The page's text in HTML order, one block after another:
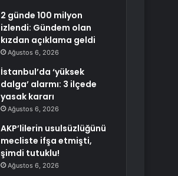
2 günde 100 milyon
izlendi: Gündem olan
kızdan açıklama geldi
Ağustos 6, 2026
İstanbul’da ‘yüksek
dalga’ alarmı: 3 ilçede
yasak kararı
Ağustos 6, 2026
AKP’lilerin usulsüzlüğünü
mecliste ifşa etmişti,
şimdi tutuklu!
Ağustos 6, 2026